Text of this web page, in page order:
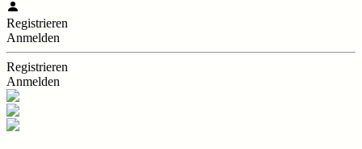
Registrieren
Anmelden
Registrieren
Anmelden